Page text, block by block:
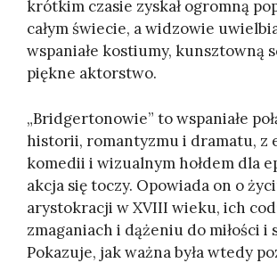
krótkim czasie zyskał ogromną
całym świecie, a widzowie
wspaniałe kostiumy, kunsztowną
piękne aktorstwo.
„Bridgertonowie” to wspaniałe
historii, romantyzmu i dramatu, z
komedii i wizualnym hołdem dla
akcja się toczy. Opowiada on o
arystokracji w XVIII wieku, ich
zmaganiach i dążeniu do miłości i
Pokazuje, jak ważna była wtedy